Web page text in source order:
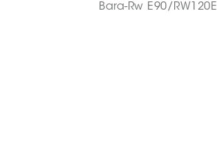
Bara-Rw E90/RW120E